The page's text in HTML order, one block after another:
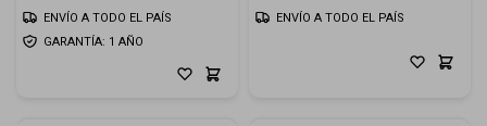
GARANTÍA: 1 AÑO
ENVÍO A TODO EL PAÍS ENVÍO A TODO EL PAÍS